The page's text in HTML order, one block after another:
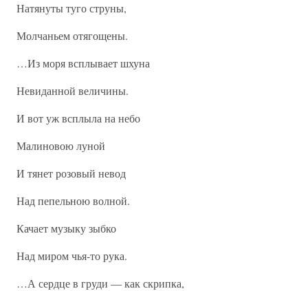
Натянуты туго струны,
Молчаньем отягощены.
…Из моря всплывает шхуна
Невиданной величины.
И вот уж всплыла на небо
Малиновою луной
И тянет розовый невод
Над пепельною волной.
Качает музыку зыбко
Над миром чья-то рука.
…А сердце в груди — как скрипка,